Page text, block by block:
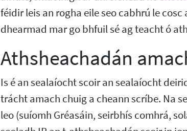
féidir leis an rogha eile seo cabhrú le
dhearmad mar go bhfuil sé ag teacht ó
Athsheachadán
Is é an sealaíocht scoir an sealaíocht
trácht amach chuig a cheann scríbe. Na
leo (suíomh Gréasáin, seirbhís comhrá,